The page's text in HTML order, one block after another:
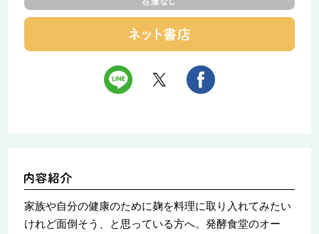
家族や自分の健康のために麹を料理に取り入れてみたい
けれど面倒そう、と思っている方へ。発酵食堂のオー